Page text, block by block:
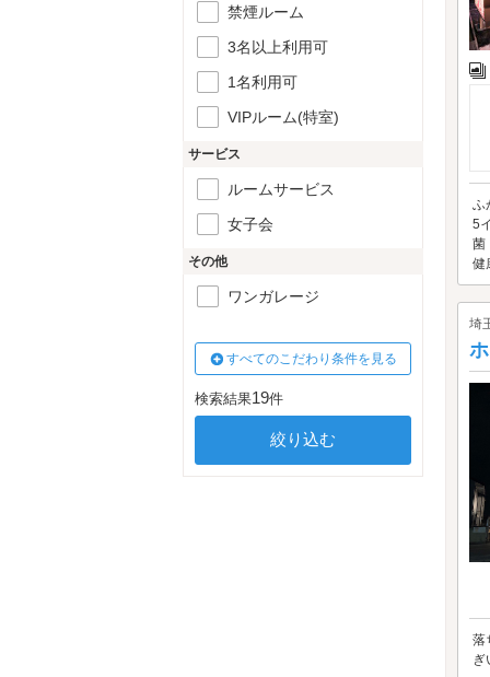
ふ
5
菌
健
埼
落
禁煙ルーム
3名以上利用可
1名利用可
VIPルーム(特室)
サービス
ルームサービス
女子会
その他
ワンガレージ
すべてのこだわり条件を見る
検索結果19件